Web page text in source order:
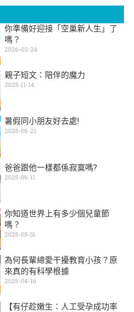
你準備好迎接「空巢新人生」了
嗎？
2026-03-24
親子短文：陪伴的魔力
2025-11-14
暑假同小朋友好去處!
2025-06-21
爸爸跟他一樣都係寂寞嗎?
2025-06-11
你知道世界上有多少個兒童節
嗎？
2025-05-31
為何長輩總愛干擾教育小孩？原
來真的有科學根據
2025-04-16
【有仔趁嫩生：人工受孕成功率